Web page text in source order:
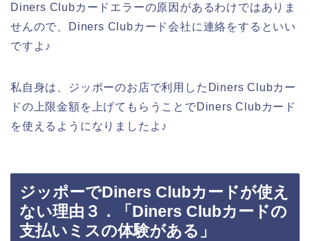
Diners Clubカードエラーの原因があるわけではありま
せんので、Diners Clubカード会社に連絡をするといい
ですよ♪
私自身は、ジッポーのお店で利用したDiners Clubカー
ドの上限金額を上げてもらうことでDiners Clubカード
を使えるようになりましたよ♪
ジッポーでDiners Clubカードが使え
ない理由３．「Diners Clubカードの
支払いミスの体験がある」